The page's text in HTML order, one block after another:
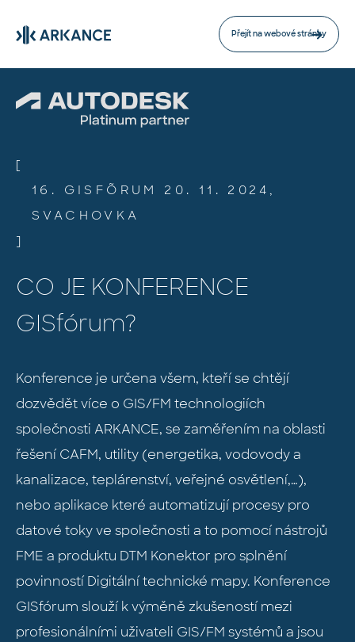
Přejít na webové stránky
[
16. GISFÓRUM 20. 11. 2024,
SVACHOVKA
]
CO JE KONFERENCE
GISfórum?
Konference je určena všem, kteří se chtějí
dozvědět více o GIS/FM technologiích
společnosti ARKANCE, se zaměřením na oblasti
řešení CAFM, utility (energetika, vodovody a
kanalizace, teplárenství, veřejné osvětlení,…),
nebo aplikace které automatizují procesy pro
datové toky ve společnosti a to pomocí nástrojů
FME a produktu DTM Konektor pro splnění
povinností Digitální technické mapy. Konference
GISfórum slouží k výměně zkušeností mezi
profesionálními uživateli GIS/FM systémů a jsou